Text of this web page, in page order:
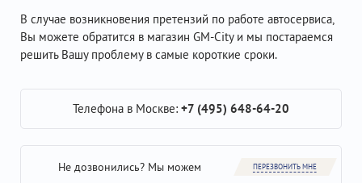
В случае возникновения претензий по работе автосервиса,
Вы можете обратится в магазин GM-City и мы постараемся
решить Вашу проблему в самые короткие сроки.
Телефона в Москве: +7 (495) 648-64-20
Не дозвонились? Мы можем ПЕРЕЗВОНИТЬ МНЕ